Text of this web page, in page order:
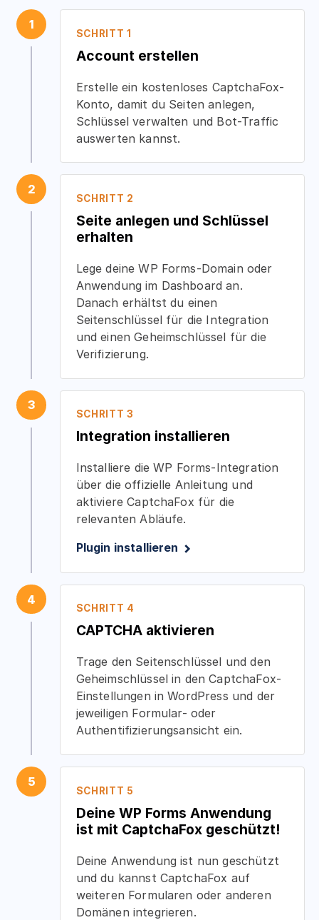
1
SCHRITT 1
Account erstellen
Erstelle ein kostenloses CaptchaFox-
Konto, damit du Seiten anlegen,
Schlüssel verwalten und Bot-Traffic
auswerten kannst.
2
SCHRITT 2
Seite anlegen und Schlüssel
erhalten
Lege deine WP Forms-Domain oder
Anwendung im Dashboard an.
Danach erhältst du einen
Seitenschlüssel für die Integration
und einen Geheimschlüssel für die
Verifizierung.
3
SCHRITT 3
Integration installieren
Installiere die WP Forms-Integration
über die offizielle Anleitung und
aktiviere CaptchaFox für die
relevanten Abläufe.
Plugin installieren
4
SCHRITT 4
CAPTCHA aktivieren
Trage den Seitenschlüssel und den
Geheimschlüssel in den CaptchaFox-
Einstellungen in WordPress und der
jeweiligen Formular- oder
Authentifizierungsansicht ein.
5
SCHRITT 5
Deine WP Forms Anwendung
ist mit CaptchaFox geschützt!
Deine Anwendung ist nun geschützt
und du kannst CaptchaFox auf
weiteren Formularen oder anderen
Domänen integrieren.